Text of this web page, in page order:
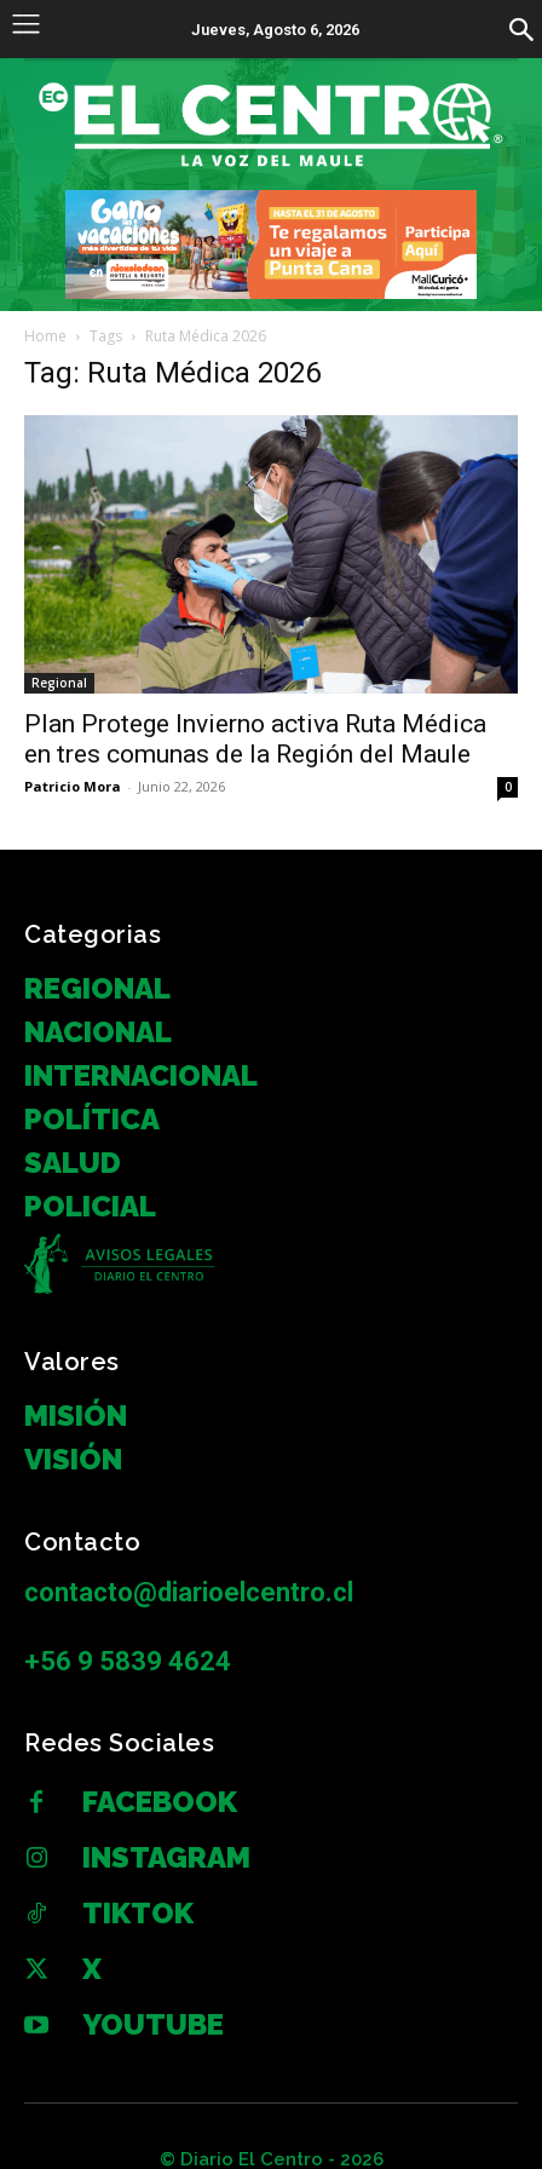
Jueves, Agosto 6, 2026
Home Tags Ruta Médica 2026
Tag: Ruta Médica 2026
Regional
Plan Protege Invierno activa Ruta Médica
en tres comunas de la Región del Maule
Patricio Mora - Junio 22, 2026 0
Categorias
REGIONAL
NACIONAL
INTERNACIONAL
POLÍTICA
SALUD
POLICIAL
Valores
MISIÓN
VISIÓN
Contacto
contacto@diarioelcentro.cl
+56 9 5839 4624
Redes Sociales
FACEBOOK
INSTAGRAM
TIKTOK
X
YOUTUBE
© Diario El Centro - 2026